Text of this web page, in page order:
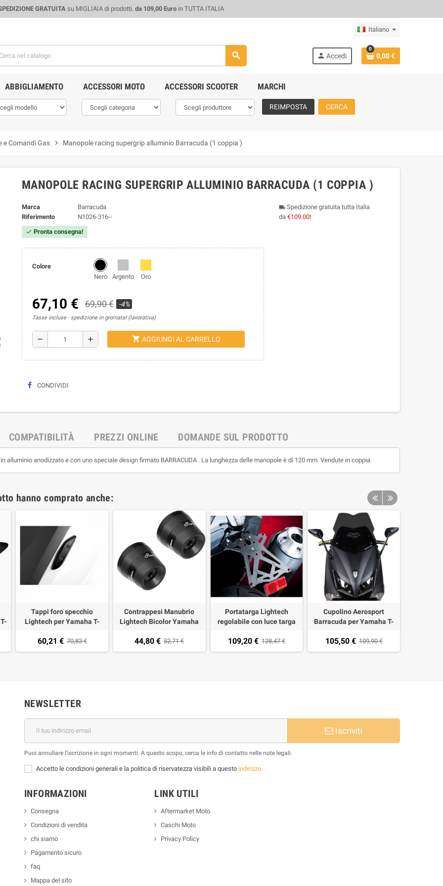
GRATUITAsu MIGLIAIA di prodotti. da 109,00 Euroin TUTTA ITALIA
Italiano
search person Accedi
0
0,00 €
ABBIGLIAMENTO ACCESSORI MOTO ACCESSORI SCOOTER MARCHI
REIMPOSTA CERCA
e Comandi Gas chevron_right Manopole racing supergrip alluminio Barracuda (1 coppia )
MANOPOLE RACING SUPERGRIP ALLUMINIO BARRACUDA (1 COPPIA )
Marca
Barracuda
Riferimento
N1026-316--
check Pronta consegna!
Colore
Nero
Argento Oro
67,10 € 69,90 € -4%
Tasse incluse spedizione in giornata! (lavorativa)
remove add shopping_cart AGGIUNGI AL CARRELLO
CONDIVIDI
local_shippingSpedizione gratuita tutta Italia
da €109.00!
COMPATIBILITÀ PREZZI ONLINE DOMANDE SUL PRODOTTO
alluminio anodizzato e con uno speciale design firmato BARRACUDA . La lunghezza delle manopole è di 120 mm. Vendute in coppia
hanno comprato anche:
Tappi foro specchio
Lightech per Yamaha T-
60,21 € 70,83 €
Contrappesi Manubrio
Lightech Bicolor Yamaha
400,TDM 900,Fazer
600/1000,MT-09,MT-
44,80 € 52,71 €
Portatarga Lightech
regolabile con luce targa
per Yamaha T-MAX 530 12-
109,20 € 128,47 €
Cupolino Aerosport
Barracuda per Yamaha T-
105,50 € 109,90 €
NEWSLETTER
Iscriviti
Puoi annullare l'iscrizione in ogni momenti. A questo scopo, cerca le info di contatto nelle note legali.
Accetto le condizioni generali e la politica di riservatezza visibili a questo indirizzo
INFORMAZIONI
Consegna
Condizioni di vendita
chi siamo
Pagamento sicuro
faq
Mappa del sito
LINK UTILI
Aftermarket Moto
Caschi Moto
Privacy Policy